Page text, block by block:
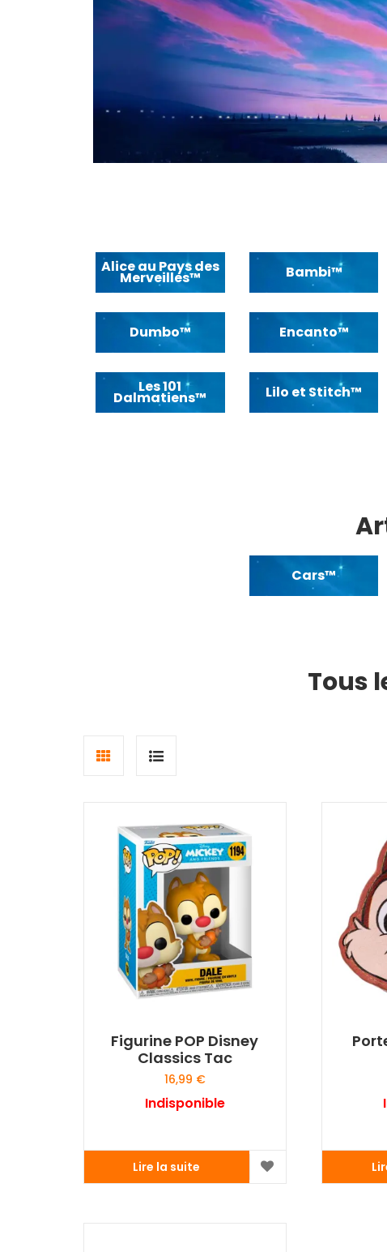
Alice au Pays des
Merveilles™ Bambi™
Dumbo™ Encanto™
Les 101
Dalmatiens™ Lilo et Stitch™
Cars™
Tous
Grid
List
Figurine POP Disney
Classics Tac
16,99 €
Indisponible
Lire la suite